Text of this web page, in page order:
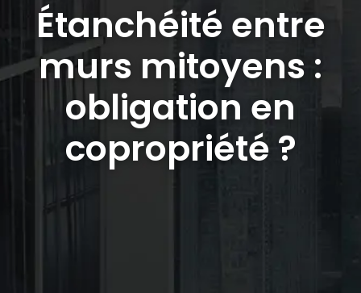
Étanchéité entre
murs mitoyens :
obligation en
copropriété ?